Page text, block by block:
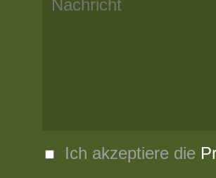
Ich akzeptiere die